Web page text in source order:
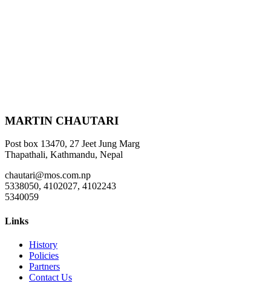
MARTIN CHAUTARI
Post box 13470, 27 Jeet Jung Marg
Thapathali, Kathmandu, Nepal
chautari@mos.com.np
5338050, 4102027, 4102243
5340059
Links
History
Policies
Partners
Contact Us